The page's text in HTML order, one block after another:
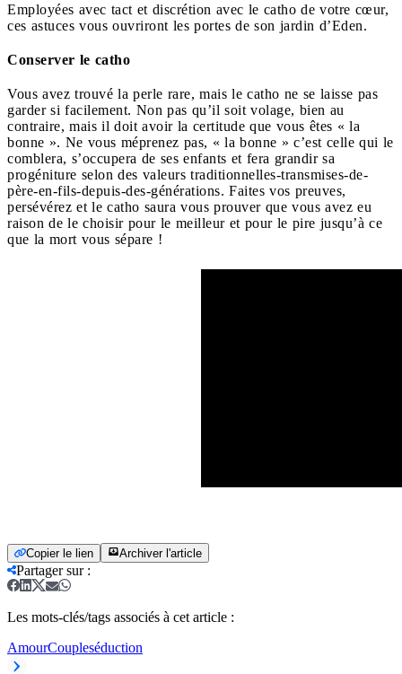
Employées avec tact et discrétion avec le catho de votre cœur,
ces astuces vous ouvriront les portes de son jardin d’Eden.
Conserver le catho
Vous avez trouvé la perle rare, mais le catho ne se laisse pas
garder si facilement. Non pas qu’il soit volage, bien au
contraire, mais il doit avoir la certitude que vous êtes « la
bonne ». Ne vous méprenez pas, « la bonne » c’est celle qui le
comblera, s’occupera de ses enfants et fera grandir sa
progéniture selon des valeurs traditionnelles-transmises-de-
père-en-fils-depuis-des-générations. Faites vos preuves,
persévérez et le catho saura vous prouver que vous avez eu
raison de le choisir pour le meilleur et pour le pire jusqu’à ce
que la mort vous sépare !
Copier le lien Archiver l'article
Partager sur:
Les mots-clés/tags associés à cet article :
AmourCoupleséduction